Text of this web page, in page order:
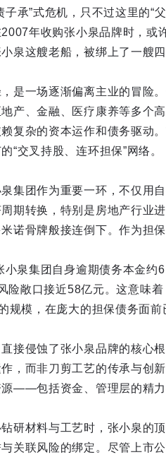
子承”式危机，只不过这里的“
年收购张小泉品牌时，或
泉这艘老船，被绑上了一艘四
是一场逐渐偏离主业的冒险
产、金融、医疗康养等多个
复杂的资本运作和债务驱动
“交叉持股、连环担保”网络。
集团作为重要一环，不仅用
期转换，特别是房地产行业
诺骨牌般接连倒下。作为担
泉集团自身逾期债务本金约
险敞口接近58亿元。这意味
规模，在庞大的担保债务面前
接侵蚀了张小泉品牌的核心
，而非刀剪工艺的传承与创
源——包括资金、管理层的精
研材料与工艺时，张小泉的
关联风险的绑定。尽管上市